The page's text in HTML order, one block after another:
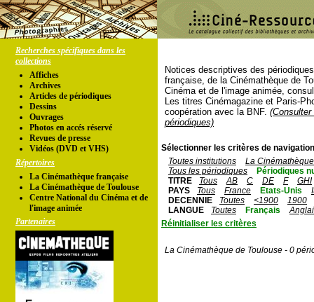
Recherches spécifiques dans les
collections
Affiches
Archives
Articles de périodiques
Dessins
Ouvrages
Photos en accés réservé
Revues de presse
Vidéos (DVD et VHS)
Répertoires
La Cinémathèque française
La Cinémathèque de Toulouse
Centre National du Cinéma et de
l'image animée
Partenaires
Notices descriptives des
française, de la Cinémathèque de
Cinéma et de l'image animée,
Les titres Cinémagazine et Paris-
coopération avec la BNF.
périodiques)
Sélectionner les critères de
Toutes institutions
La
Tous les périodiques
Périodiques
TITRE
Tous AB C DE F
GHI
PAYS
Tous France Etats-Unis
DECENNIE
Toutes <1900
1900
LANGUE
Toutes Français
Réinitialiser les critères
La Cinémathèque de Toulouse - 0